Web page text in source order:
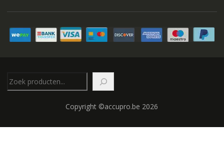
Copyright ©accupro.be 2026